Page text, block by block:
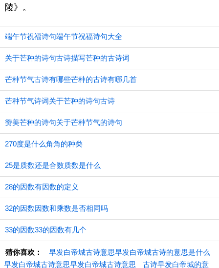
陵》。
端午节祝福诗句端午节祝福诗句大全
关于芒种的诗句古诗描写芒种的古诗词
芒种节气古诗有哪些芒种的古诗有哪几首
芒种节气诗词关于芒种的诗句古诗
赞美芒种的诗句关于芒种节气的诗句
270度是什么角角的种类
25是质数还是合数质数是什么
28的因数有因数的定义
32的因数因数和乘数是否相同吗
33的因数33的因数有几个
猜你喜欢：
早发白帝城古诗意思早发白帝城古诗的意思是什么
早发白帝城古诗意思早发白帝城古诗意思
古诗早发白帝城的意